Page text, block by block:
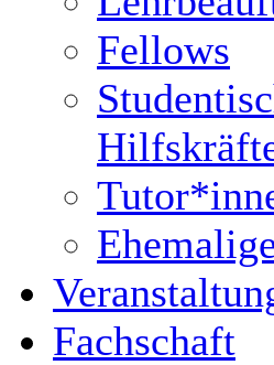
Fellows
Fachschaft